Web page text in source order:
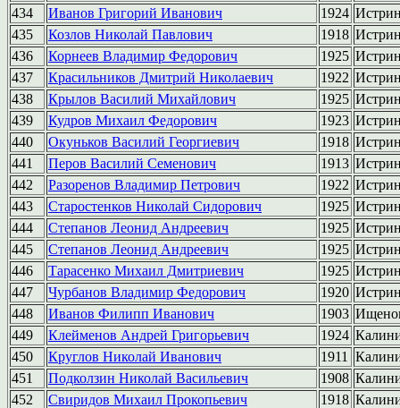
434
Иванов Григорий Иванович 1924
435
Козлов Николай Павлович 1918
436
Корнеев Владимир Федорович 1925
437
Красильников Дмитрий Николаевич 1922
438
Крылов Василий Михайлович 1925
439
Кудров Михаил Федорович 1923
440
Окуньков Василий Георгиевич 1918
441
Перов Василий Семенович 1913
442
Разоренов Владимир Петрович 1922
443
Старостенков Николай Сидорович 1925
444
Степанов Леонид Андреевич 1925
445
Степанов Леонид Андреевич 1925
446
Тарасенко Михаил Дмитриевич 1925
447
Чурбанов Владимир Федорович 1920
448
Иванов Филипп Иванович 1903
449
Клейменов Андрей Григорьевич 1924
450
Круглов Николай Иванович 1911
451
Подколзин Николай Васильевич 1908
452
Свиридов Михаил Прокопьевич 1918